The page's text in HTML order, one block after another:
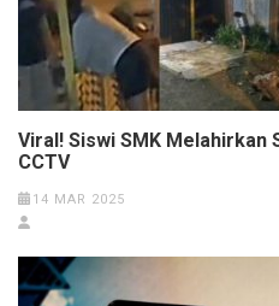
Viral! Siswi SMK Melahirkan
CCTV
14 MAR 2025